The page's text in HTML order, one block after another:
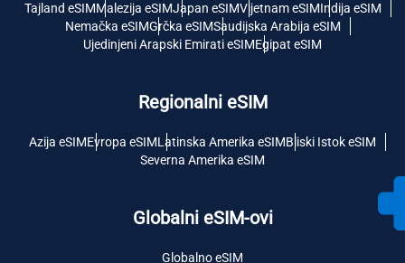
Tajland eSIMMalezija eSIMJapan eSIMVijetnam eSIMIndija eSIM
Nemačka eSIMGrčka eSIMSaudijska Arabija eSIM
Ujedinjeni Arapski Emirati eSIMEgipat eSIM
Regionalni eSIM
Azija eSIMEvropa eSIMLatinska Amerika eSIMBliski Istok eSIM
Severna Amerika eSIM
Globalni eSIM-ovi
Globalno eSIM